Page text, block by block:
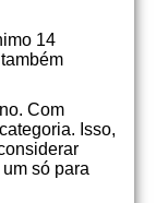
14
Com
Isso,
só para